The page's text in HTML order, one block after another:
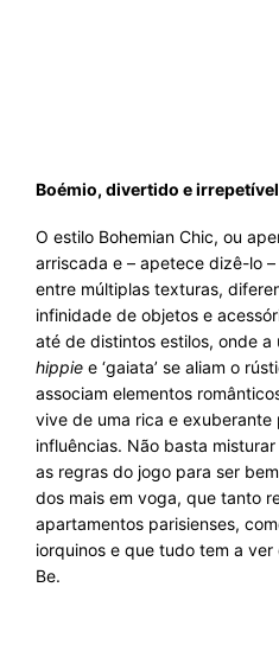
Boémio, divertido e irrepetível
O estilo Bohemian Chic, ou
arriscada e – apetece dizê-lo
entre múltiplas texturas,
infinidade de objetos e
até de distintos estilos, onde
hippie e ‘gaiata’ se aliam o
associam elementos
vive de uma rica e exuberante
influências. Não basta
as regras do jogo para ser
dos mais em voga, que tanto
apartamentos parisienses,
iorquinos e que tudo tem a ver
Be.